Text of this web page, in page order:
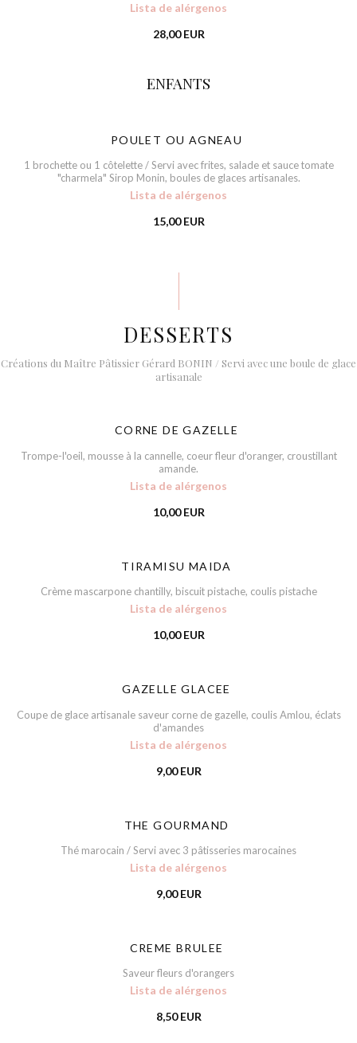
Lista de alérgenos
28,00 EUR
ENFANTS
POULET OU AGNEAU
1 brochette ou 1 côtelette / Servi avec frites, salade et sauce tomate
"charmela" Sirop Monin, boules de glaces artisanales.
Lista de alérgenos
15,00 EUR
DESSERTS
Créations du Maître Pâtissier Gérard BONIN / Servi avec une boule de glace
artisanale
CORNE DE GAZELLE
Trompe-l'oeil, mousse à la cannelle, coeur fleur d'oranger, croustillant
amande.
Lista de alérgenos
10,00 EUR
TIRAMISU MAIDA
Crème mascarpone chantilly, biscuit pistache, coulis pistache
Lista de alérgenos
10,00 EUR
GAZELLE GLACEE
Coupe de glace artisanale saveur corne de gazelle, coulis Amlou, éclats
d'amandes
Lista de alérgenos
9,00 EUR
THE GOURMAND
Thé marocain / Servi avec 3 pâtisseries marocaines
Lista de alérgenos
9,00 EUR
CREME BRULEE
Saveur fleurs d'orangers
Lista de alérgenos
8,50 EUR